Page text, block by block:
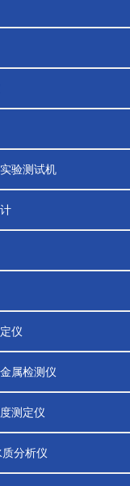
验测试机
仪
属检测仪
测定仪
分析仪